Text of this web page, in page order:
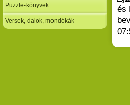
és
Puzzle-könyvek
Versek, dalok, mondókák